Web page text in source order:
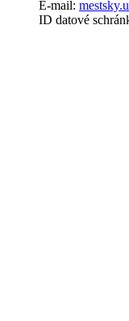
E-mail:
ID datové